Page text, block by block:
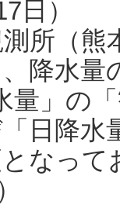
日）
所（熊
降水
量」の
日降
なっ